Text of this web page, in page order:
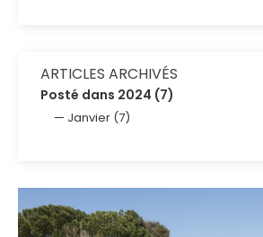
ARTICLES ARCHIVÉS
Posté dans 2024 (7)
Janvier (7)